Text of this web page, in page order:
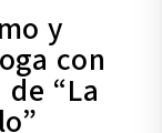
y
con
“La